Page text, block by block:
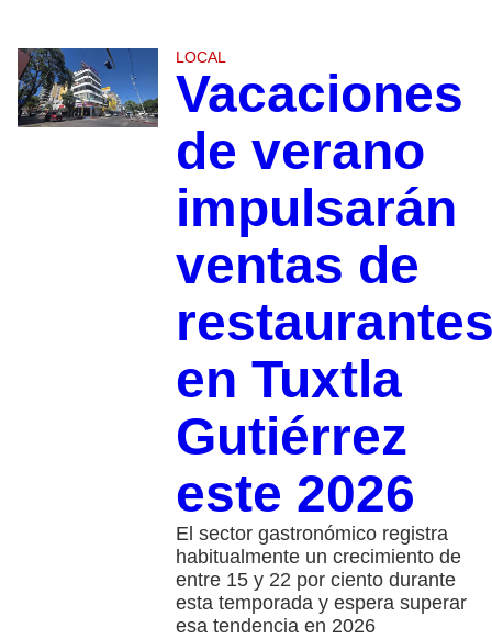
LOCAL
Vacaciones
de verano
impulsarán
ventas de
en Tuxtla
Gutiérrez
este 2026
El sector gastronómico registra
habitualmente un crecimiento de
entre 15 y 22 por ciento durante
esta temporada y espera superar
esa tendencia en 2026